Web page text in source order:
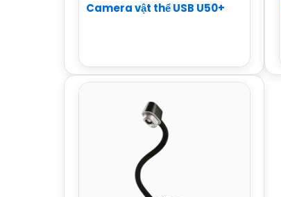
Camera vật thể USB U50+